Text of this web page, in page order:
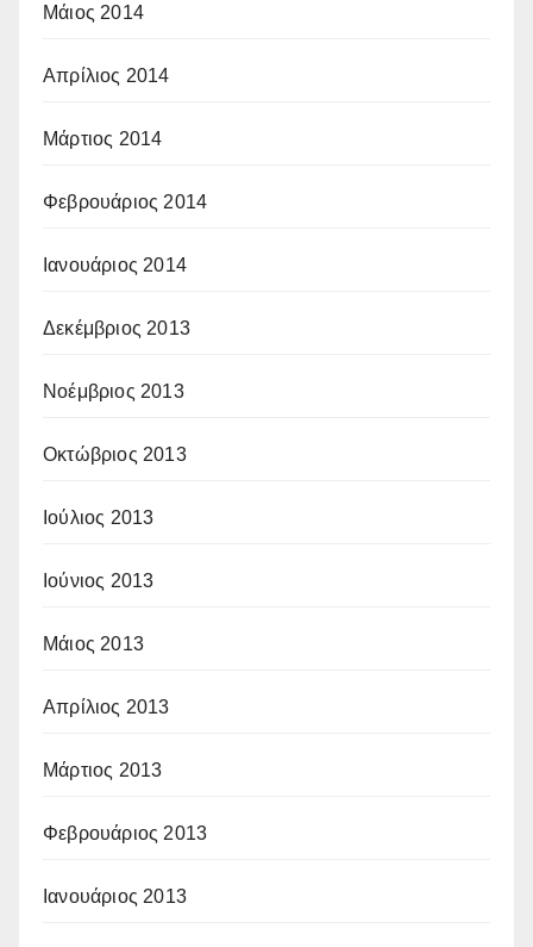
Μάιος 2014
Απρίλιος 2014
Μάρτιος 2014
Φεβρουάριος 2014
Ιανουάριος 2014
Δεκέμβριος 2013
Νοέμβριος 2013
Οκτώβριος 2013
Ιούλιος 2013
Ιούνιος 2013
Μάιος 2013
Απρίλιος 2013
Μάρτιος 2013
Φεβρουάριος 2013
Ιανουάριος 2013